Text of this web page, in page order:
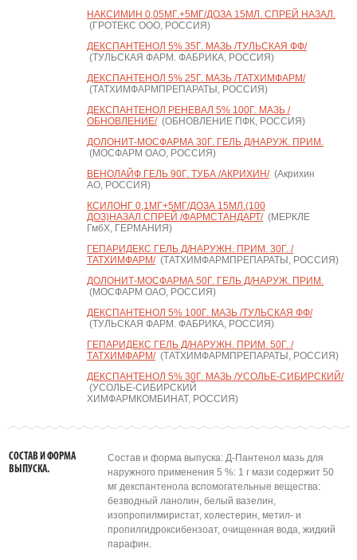
НАКСИМИН 0,05МГ.+5МГ/ДОЗА 15МЛ. СПРЕЙ НАЗАЛ.
(ГРОТЕКС ООО, РОССИЯ)
ДЕКСПАНТЕНОЛ 5% 35Г. МАЗЬ /ТУЛЬСКАЯ ФФ/
(ТУЛЬСКАЯ ФАРМ. ФАБРИКА, РОССИЯ)
ДЕКСПАНТЕНОЛ 5% 25Г. МАЗЬ /ТАТХИМФАРМ/
(ТАТХИМФАРМПРЕПАРАТЫ, РОССИЯ)
ДЕКСПАНТЕНОЛ РЕНЕВАЛ 5% 100Г. МАЗЬ /
ОБНОВЛЕНИЕ/(ОБНОВЛЕНИЕ ПФК, РОССИЯ)
ДОЛОНИТ-МОСФАРМА 30Г. ГЕЛЬ Д/НАРУЖ. ПРИМ.
(МОСФАРМ ОАО, РОССИЯ)
ВЕНОЛАЙФ ГЕЛЬ 90Г. ТУБА /АКРИХИН/(Акрихин
АО, РОССИЯ)
КСИЛОНГ 0,1МГ+5МГ/ДОЗА 15МЛ.(100
ДОЗ)НАЗАЛ.СПРЕЙ /ФАРМСТАНДАРТ/(МЕРКЛЕ
ГмбХ, ГЕРМАНИЯ)
ГЕПАРИДЕКС ГЕЛЬ Д/НАРУЖН. ПРИМ. 30Г. /
ТАТХИМФАРМ/(ТАТХИМФАРМПРЕПАРАТЫ, РОССИЯ)
ДОЛОНИТ-МОСФАРМА 50Г. ГЕЛЬ Д/НАРУЖ. ПРИМ.
(МОСФАРМ ОАО, РОССИЯ)
ДЕКСПАНТЕНОЛ 5% 100Г. МАЗЬ /ТУЛЬСКАЯ ФФ/
(ТУЛЬСКАЯ ФАРМ. ФАБРИКА, РОССИЯ)
ГЕПАРИДЕКС ГЕЛЬ Д/НАРУЖН. ПРИМ. 50Г. /
ТАТХИМФАРМ/(ТАТХИМФАРМПРЕПАРАТЫ, РОССИЯ)
ДЕКСПАНТЕНОЛ 5% 30Г. МАЗЬ /УСОЛЬЕ-СИБИРСКИЙ/
(УСОЛЬЕ-СИБИРСКИЙ
ХИМФАРМКОМБИНАТ, РОССИЯ)
СОСТАВ И ФОРМА
ВЫПУСКА.
Состав и форма выпуска: Д-Пантенол мазь для
наружного применения 5 %: 1 г мази содержит 50
мг декспантенола вспомогательные вещества:
безводный ланолин, белый вазелин,
изопропилмиристат, холестерин, метил- и
пропилгидроксибензоат, очищенная вода, жидкий
парафин.